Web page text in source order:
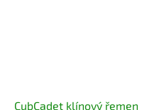
CubCadet klínový řemen